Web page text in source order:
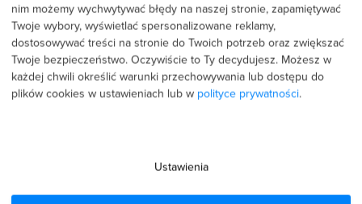
Rekomendacje i dostęp do ofert pracy naszych
partnerów
nim możemy wychwytywać błędy na naszej stronie, zapamiętywać
Twoje wybory, wyświetlać spersonalizowane reklamy,
dostosowywać treści na stronie do Twoich potrzeb oraz zwiększać
Twoje bezpieczeństwo. Oczywiście to Ty decydujesz. Możesz w
każdej chwili określić warunki przechowywania lub dostępu do
plików cookies w ustawieniach lub w polityce prywatności.
Ustawienia